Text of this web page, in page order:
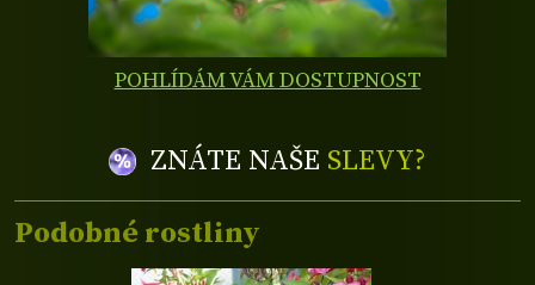
POHLÍDÁM VÁM DOSTUPNOST
ZNÁTE NAŠE SLEVY?
Podobné rostliny